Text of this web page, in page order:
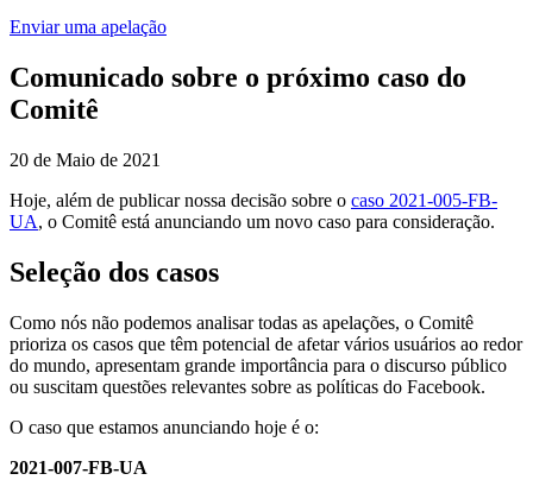
Enviar uma apelação
Comunicado sobre o próximo caso do
Comitê
20 de Maio de 2021
Hoje, além de publicar nossa decisão sobre o caso 2021-005-FB-
UA, o Comitê está anunciando um novo caso para consideração.
Seleção dos casos
Como nós não podemos analisar todas as apelações, o Comitê
prioriza os casos que têm potencial de afetar vários usuários ao redor
do mundo, apresentam grande importância para o discurso público
ou suscitam questões relevantes sobre as políticas do Facebook.
O caso que estamos anunciando hoje é o:
2021-007-FB-UA